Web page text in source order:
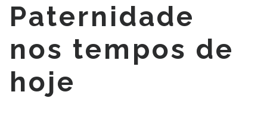
Paternidade
nos tempos de
hoje